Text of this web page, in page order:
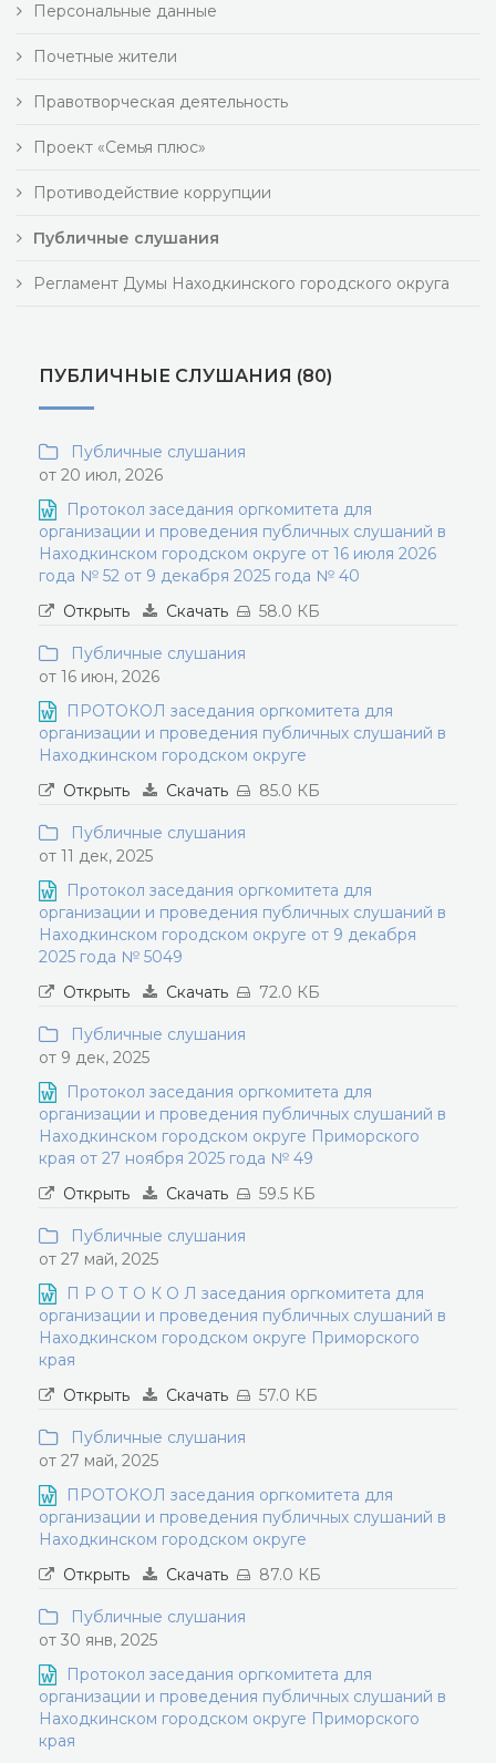
Персональные данные
Почетные жители
Правотворческая деятельность
Проект «Семья плюс»
Противодействие коррупции
Публичные слушания
Регламент Думы Находкинского городского округа
ПУБЛИЧНЫЕ СЛУШАНИЯ (80)
Публичные слушания
от 20 июл, 2026
Протокол заседания оргкомитета для
организации и проведения публичных слушаний в
Находкинском городском округе от 16 июля 2026
года № 52 от 9 декабря 2025 года № 40
Открыть
Скачать 58.0 КБ
Публичные слушания
от 16 июн, 2026
ПРОТОКОЛ заседания оргкомитета для
организации и проведения публичных слушаний в
Находкинском городском округе
Открыть
Скачать 85.0 КБ
Публичные слушания
от 11 дек, 2025
Протокол заседания оргкомитета для
организации и проведения публичных слушаний в
Находкинском городском округе от 9 декабря
2025 года № 5049
Открыть
Скачать 72.0 КБ
Публичные слушания
от 9 дек, 2025
Протокол заседания оргкомитета для
организации и проведения публичных слушаний в
Находкинском городском округе Приморского
края от 27 ноября 2025 года № 49
Открыть
Скачать 59.5 КБ
Публичные слушания
от 27 май, 2025
П Р О Т О К О Л заседания оргкомитета для
организации и проведения публичных слушаний в
Находкинском городском округе Приморского
края
Открыть
Скачать 57.0 КБ
Публичные слушания
от 27 май, 2025
ПРОТОКОЛ заседания оргкомитета для
организации и проведения публичных слушаний в
Находкинском городском округе
Открыть
Скачать 87.0 КБ
Публичные слушания
от 30 янв, 2025
Протокол заседания оргкомитета для
организации и проведения публичных слушаний в
Находкинском городском округе Приморского
края